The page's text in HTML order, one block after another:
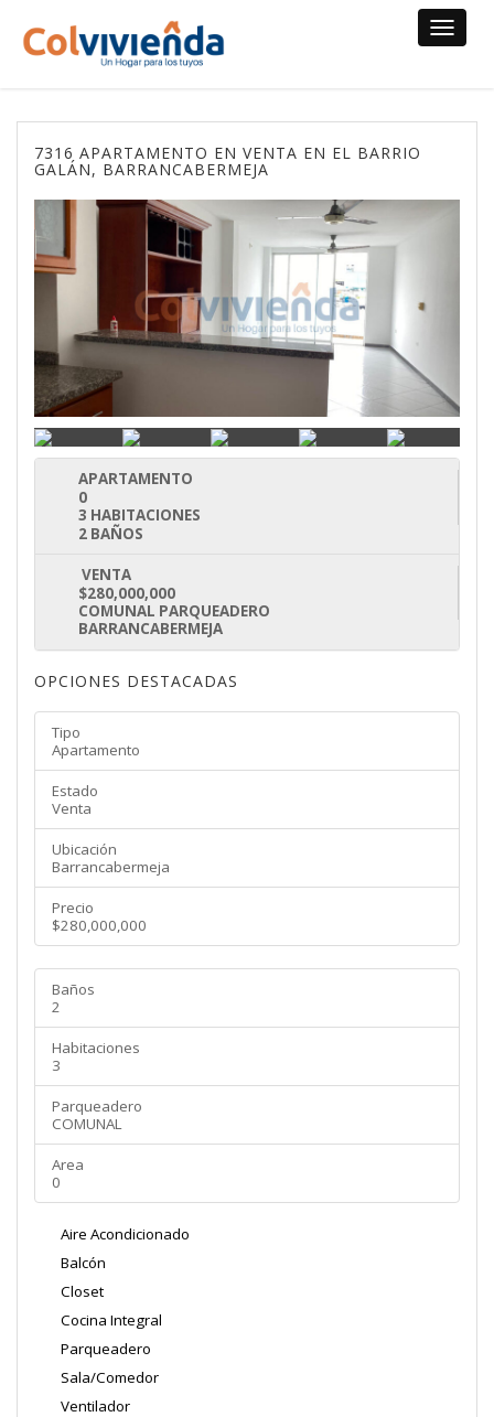
Toggle
7316 APARTAMENTO EN VENTA EN EL BARRIO
GALÁN, BARRANCABERMEJA
APARTAMENTO
0
3 HABITACIONES
2 BAÑOS
VENTA
$280,000,000
COMUNAL PARQUEADERO
BARRANCABERMEJA
OPCIONES DESTACADAS
Tipo
Apartamento
Estado
Venta
Ubicación
Barrancabermeja
Precio
$280,000,000
Baños
2
Habitaciones
3
Parqueadero
COMUNAL
Area
0
Aire Acondicionado
Balcón
Closet
Cocina Integral
Parqueadero
Sala/Comedor
Ventilador